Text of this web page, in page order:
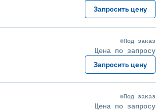
Запросить цену
Под заказ
Цена по запросу
Запросить цену
Под заказ
Цена по запросу